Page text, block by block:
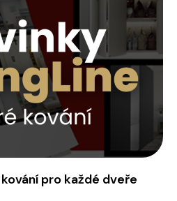
pro každé dveře